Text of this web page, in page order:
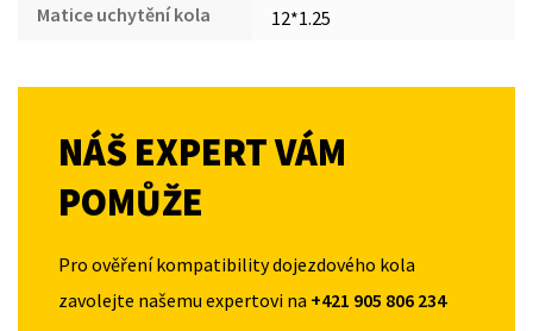
Matice uchytění kola 12*1.25
NÁŠ EXPERT VÁM
POMŮŽE
Pro ověření kompatibility dojezdového kola
zavolejte našemu expertovi na +421 905 806 234